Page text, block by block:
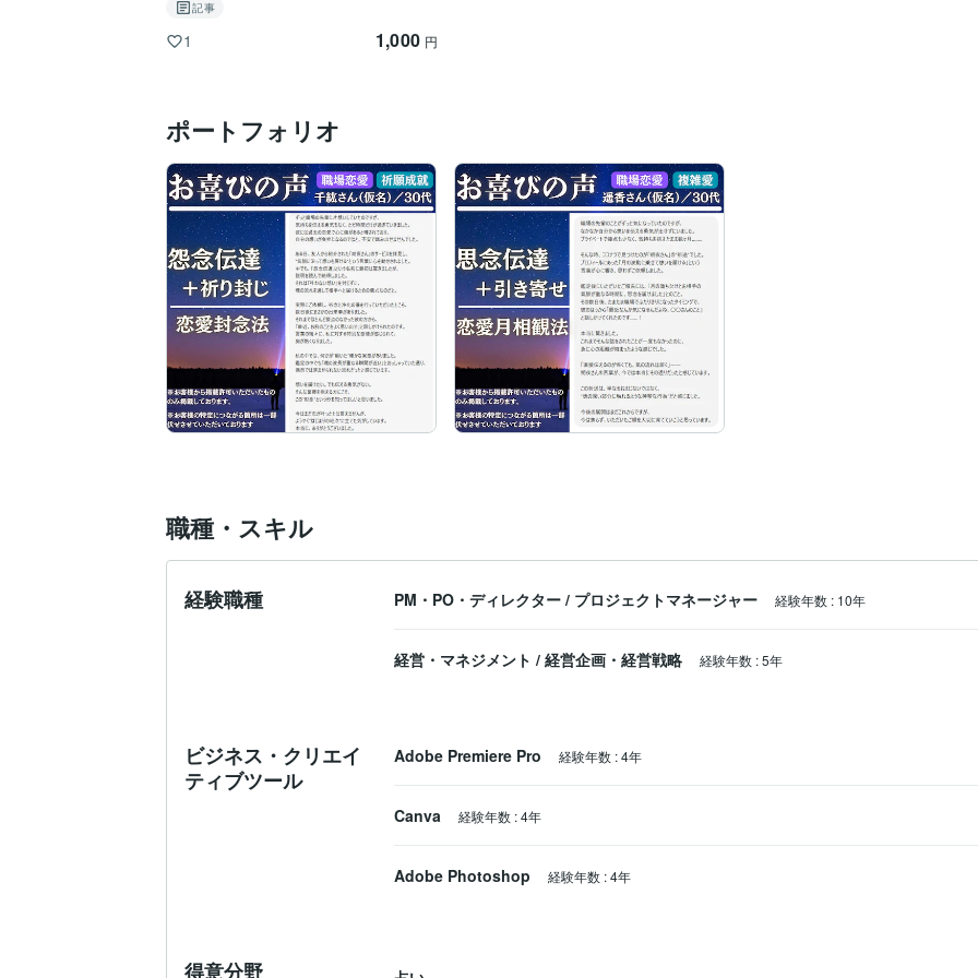
記事
1 1,000 円
ポートフォリオ
職種・スキル
経験職種 PM・PO・ディレクター / プロジェクトマネージャー 経験年数 : 10年
経営・マネジメント / 経営企画・経営戦略 経験年数 :5年
ビジネス・クリエイ
ティブツール
Adobe Premiere Pro 経験年数 :4年
Canva 経験年数 :4年
Adobe Photoshop 経験年数 :4年
得意分野